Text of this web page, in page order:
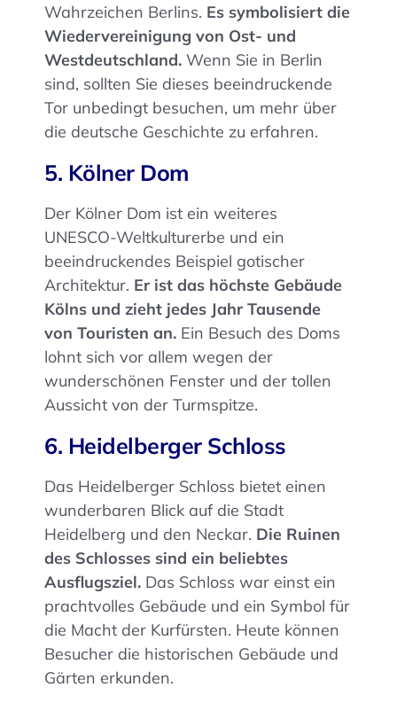
Wahrzeichen Berlins. Es symbolisiert die
Wiedervereinigung von Ost- und
Westdeutschland. Wenn Sie in Berlin
sind, sollten Sie dieses beeindruckende
Tor unbedingt besuchen, um mehr über
die deutsche Geschichte zu erfahren.
5. Kölner Dom
Der Kölner Dom ist ein weiteres
UNESCO-Weltkulturerbe und ein
beeindruckendes Beispiel gotischer
Architektur. Er ist das höchste Gebäude
Kölns und zieht jedes Jahr Tausende
von Touristen an. Ein Besuch des Doms
lohnt sich vor allem wegen der
wunderschönen Fenster und der tollen
Aussicht von der Turmspitze.
6. Heidelberger Schloss
Das Heidelberger Schloss bietet einen
wunderbaren Blick auf die Stadt
Heidelberg und den Neckar. Die Ruinen
des Schlosses sind ein beliebtes
Ausflugsziel. Das Schloss war einst ein
prachtvolles Gebäude und ein Symbol für
die Macht der Kurfürsten. Heute können
Besucher die historischen Gebäude und
Gärten erkunden.